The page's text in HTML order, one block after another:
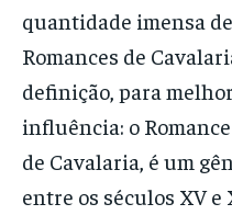
quantidade imensa
Romances de
definição, para
influência: o
de Cavalaria, é um
entre os séculos XV